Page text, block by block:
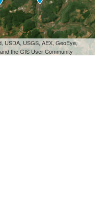
USGS, AEX, GeoEye,
the GIS User Community